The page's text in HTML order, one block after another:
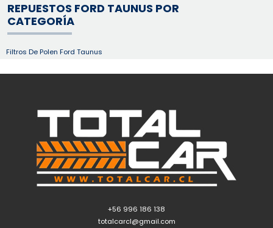
REPUESTOS FORD TAUNUS POR
CATEGORÍA
Filtros De Polen Ford Taunus
+56 996 186 138
totalcarcl@gmail.com